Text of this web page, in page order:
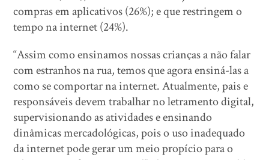
compras em aplicativos (26%); e que restringem o
tempo na internet (24%).
“Assim como ensinamos nossas crianças a não falar
com estranhos na rua, temos que agora ensiná-las a
como se comportar na internet. Atualmente, pais e
responsáveis devem trabalhar no letramento digital,
supervisionando as atividades e ensinando
dinâmicas mercadológicas, pois o uso inadequado
da internet pode gerar um meio propício para o